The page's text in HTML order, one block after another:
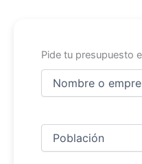
Pide tu presupuesto
Nombre
Ciudad